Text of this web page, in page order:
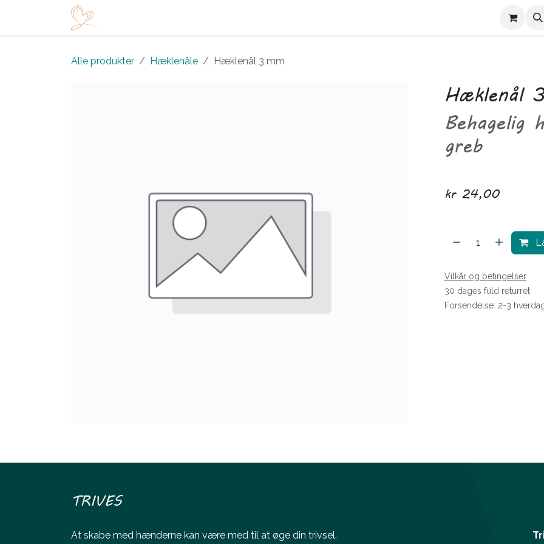
Alle produkter Hæklenåle Hæklenål 3 mm
Hæklenål
Behagelig
greb
kr 24,00
Vilkår og betingelser
30 dages fuld returret
Forsendelse: 2-3
TRIVES
At skabe med hænderne kan være med til at øge din trivsel.